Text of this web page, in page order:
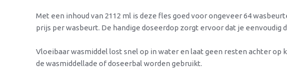
Met een inhoud van 2112 ml is deze fles goed voor ongeveer 64
prijs per wasbeurt. De handige doseerdop zorgt ervoor dat je
Vloeibaar wasmiddel lost snel op in water en laat geen resten achter
de wasmiddellade of doseerbal worden gebruikt.